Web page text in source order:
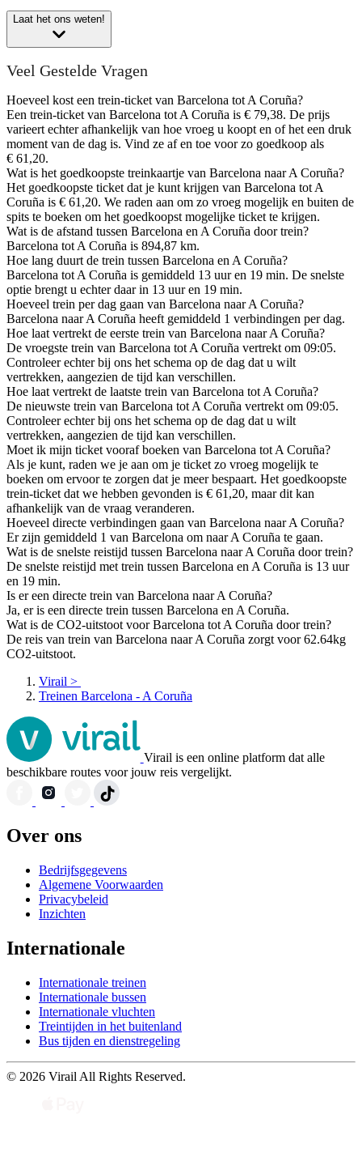
Laat het ons weten!
Veel Gestelde Vragen
Hoeveel kost een trein-ticket van Barcelona tot A Coruña?
Een trein-ticket van Barcelona tot A Coruña is € 79,38. De prijs
varieert echter afhankelijk van hoe vroeg u koopt en of het een druk
moment van de dag is. Vind ze af en toe voor zo goedkoop als
€ 61,20.
Wat is het goedkoopste treinkaartje van Barcelona naar A Coruña?
Het goedkoopste ticket dat je kunt krijgen van Barcelona tot A
Coruña is € 61,20. We raden aan om zo vroeg mogelijk en buiten de
spits te boeken om het goedkoopst mogelijke ticket te krijgen.
Wat is de afstand tussen Barcelona en A Coruña door trein?
Barcelona tot A Coruña is 894,87 km.
Hoe lang duurt de trein tussen Barcelona en A Coruña?
Barcelona tot A Coruña is gemiddeld 13 uur en 19 min. De snelste
optie brengt u echter daar in 13 uur en 19 min.
Hoeveel trein per dag gaan van Barcelona naar A Coruña?
Barcelona naar A Coruña heeft gemiddeld 1 verbindingen per dag.
Hoe laat vertrekt de eerste trein van Barcelona naar A Coruña?
De vroegste trein van Barcelona tot A Coruña vertrekt om 09:05.
Controleer echter bij ons het schema op de dag dat u wilt
vertrekken, aangezien de tijd kan verschillen.
Hoe laat vertrekt de laatste trein van Barcelona tot A Coruña?
De nieuwste trein van Barcelona tot A Coruña vertrekt om 09:05.
Controleer echter bij ons het schema op de dag dat u wilt
vertrekken, aangezien de tijd kan verschillen.
Moet ik mijn ticket vooraf boeken van Barcelona tot A Coruña?
Als je kunt, raden we je aan om je ticket zo vroeg mogelijk te
boeken om ervoor te zorgen dat je meer bespaart. Het goedkoopste
trein-ticket dat we hebben gevonden is € 61,20, maar dit kan
afhankelijk van de vraag veranderen.
Hoeveel directe verbindingen gaan van Barcelona naar A Coruña?
Er zijn gemiddeld 1 van Barcelona om naar A Coruña te gaan.
Wat is de snelste reistijd tussen Barcelona naar A Coruña door trein?
De snelste reistijd met trein tussen Barcelona en A Coruña is 13 uur
en 19 min.
Is er een directe trein van Barcelona naar A Coruña?
Ja, er is een directe trein tussen Barcelona en A Coruña.
Wat is de CO2-uitstoot voor Barcelona tot A Coruña door trein?
De reis van trein van Barcelona naar A Coruña zorgt voor 62.64kg
CO2-uitstoot.
Virail >
Treinen Barcelona - A Coruña
Virail is een online platform dat alle
beschikbare routes voor jouw reis vergelijkt.
Over ons
Bedrijfsgegevens
Algemene Voorwaarden
Privacybeleid
Inzichten
Internationale
Internationale treinen
Internationale bussen
Internationale vluchten
Treintijden in het buitenland
Bus tijden en dienstregeling
© 2026 Virail All Rights Reserved.